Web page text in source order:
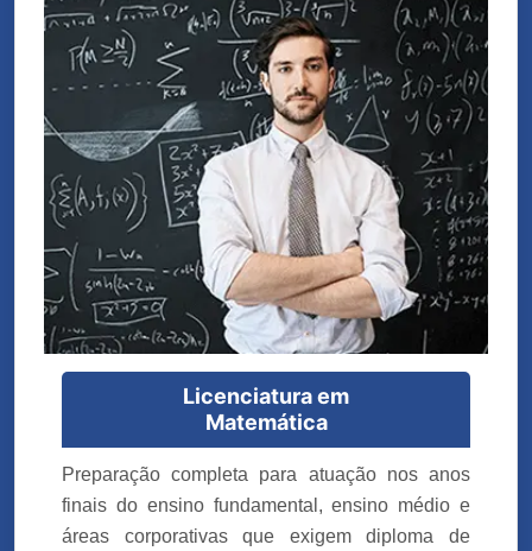
Licenciatura em
Matemática
Preparação completa para atuação nos anos
finais do ensino fundamental, ensino médio e
áreas corporativas que exigem diploma de